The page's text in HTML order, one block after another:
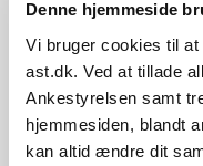
Denne hjemmeside
Vi bruger cookies til
ast.dk. Ved at tillade
Ankestyrelsen samt
hjemmesiden, blandt
kan altid ændre dit
Journalnummer
200051-02